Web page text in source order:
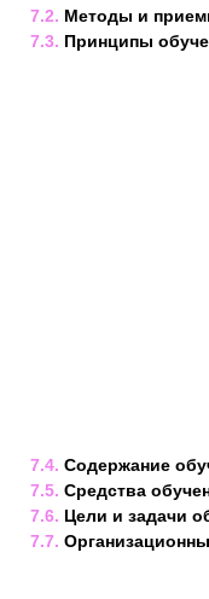
7.2. Методы и
7.3. Принципы
7.4. Содержание
7.5. Средства
7.6. Цели и задачи
7.7.